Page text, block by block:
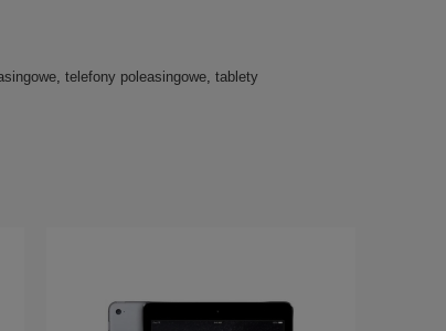
telefony poleasingowe tablety